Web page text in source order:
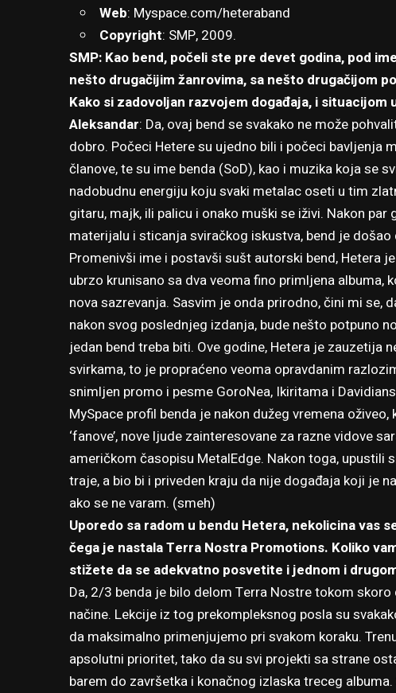
Web: Myspace.com/heteraband
Copyright: SMP, 2009.
SMP: Kao bend, počeli ste pre devet godina, pod
nešto drugačijim žanrovima, sa nešto drugačijom
Kako si zadovoljan razvojem događaja, i situacijom
Aleksandar: Da, ovaj bend se svakako ne može
dobro. Počeci Hetere su ujedno bili i počeci bavljenja
članove, te su ime benda (SoD), kao i muzika koja se
nadobudnu energiju koju svaki metalac oseti u tim
gitaru, majk, ili palicu i onako muški se iživi. Nakon
materijalu i sticanja sviračkog iskustva, bend je
Promenivši ime i postavši sušt autorski bend, Hetera
ubrzo krunisano sa dva veoma fino primljena albuma,
nova sazrevanja. Sasvim je onda prirodno, čini mi se,
nakon svog poslednjeg izdanja, bude nešto potpuno
jedan bend treba biti. Ove godine, Hetera je zauzetija
svirkama, to je propraćeno veoma opravdanim
snimljen promo i pesme GoroNea, Ikiritama i
MySpace profil benda je nakon dužeg vremena
‘fanove’, nove ljude zainteresovane za razne vidove
američkom časopisu MetalEdge. Nakon toga, upustili
traje, a bio bi i priveden kraju da nije događaja koji je
ako se ne varam. (smeh)
Uporedo sa radom u bendu Hetera, nekolicina vas
čega je nastala Terra Nostra Promotions. Koliko
stižete da se adekvatno posvetite i jednom i
Da, 2/3 benda je bilo delom Terra Nostre tokom
načine. Lekcije iz tog prekompleksnog posla su
da maksimalno primenjujemo pri svakom koraku.
apsolutni prioritet, tako da su svi projekti sa strane
barem do završetka i konačnog izlaska treceg